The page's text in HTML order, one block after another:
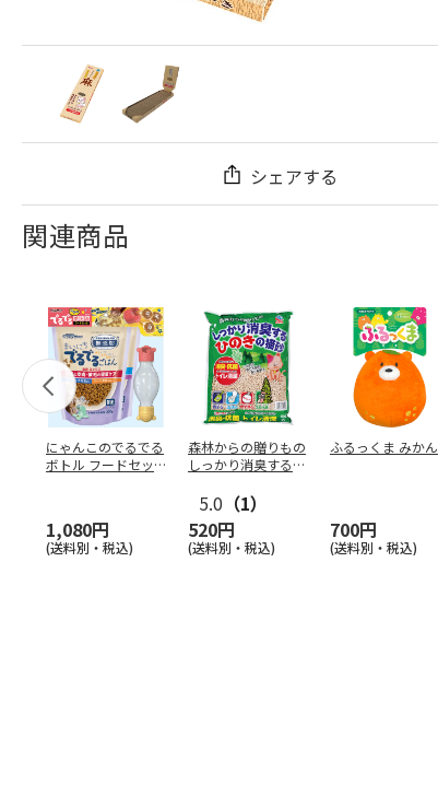
シェアする
関連商品
にゃんこのでるでる
ボトル フードセッ
1,080円
(送料別・税込)
森林からの贈りもの
しっかり消臭するひ
5.0 （1）
520円
(送料別・税込)
ふるっくま みかん
700円
(送料別・税込)